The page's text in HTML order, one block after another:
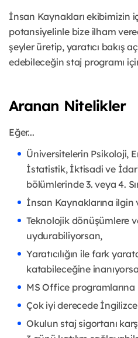
İnsan Kaynakları ekibimizin
potansiyelinle bize ilham
şeyler üretip, yaratıcı bakış
edebileceğin staj programı
Aranan Nitelikler
Eğer...
Üniversitelerin Psikoloji,
İstatistik, İktisadi ve
bölümlerinde 3. veya 4.
İnsan Kaynaklarına ilgin
Teknolojik dönüşümlere
uydurabiliyorsan,
Yaratıcılığın ile fark
katabileceğine
MS Office
Çok iyi derecede
Okulun staj sigortanı